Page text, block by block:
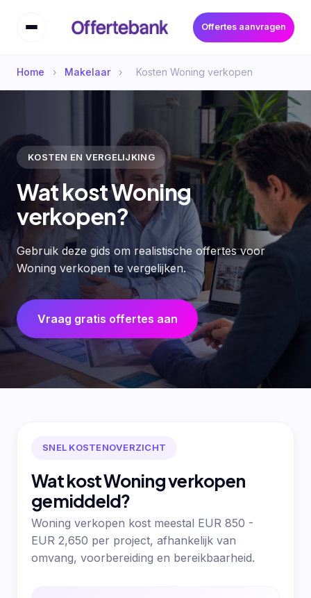
Offertes aanvragen
Home › Makelaar › Kosten Woning verkopen
KOSTEN EN VERGELIJKING
Wat kost Woning
verkopen?
Gebruik deze gids om realistische offertes voor
Woning verkopen te vergelijken.
Vraag gratis offertes aan
SNEL KOSTENOVERZICHT
Wat kost Woning verkopen
gemiddeld?
Woning verkopen kost meestal EUR 850 -
EUR 2,650 per project, afhankelijk van
omvang, voorbereiding en bereikbaarheid.